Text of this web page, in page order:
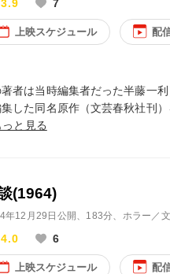
3.9 7
上映スケジュール 配
者は当時編集者だった半藤一
した同名原作（文芸春秋社刊
っと見る
(1964)
年12月29日公開 、183分、ホラー／
4.0 6
上映スケジュール 配